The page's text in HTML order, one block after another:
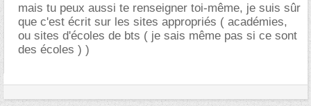
mais tu peux aussi te renseigner toi-même, je suis sûr
que c'est écrit sur les sites appropriés ( académies,
ou sites d'écoles de bts ( je sais même pas si ce sont
des écoles ) )